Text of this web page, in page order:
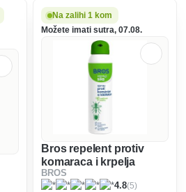
Na zalihi 1 kom
Možete imati sutra, 07.08.
Bros repelent protiv
komaraca i krpelja
zelena snaga
BROS
4.8(5)